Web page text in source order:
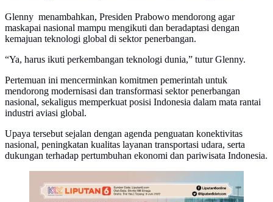
Glenny menambahkan, Presiden Prabowo mendorong agar
maskapai nasional mampu mengikuti dan beradaptasi dengan
kemajuan teknologi global di sektor penerbangan.
“Ya, harus ikuti perkembangan teknologi dunia,” tutur Glenny.
Pertemuan ini mencerminkan komitmen pemerintah untuk
mendorong modernisasi dan transformasi sektor penerbangan
nasional, sekaligus memperkuat posisi Indonesia dalam mata rantai
industri aviasi global.
Upaya tersebut sejalan dengan agenda penguatan konektivitas
nasional, peningkatan kualitas layanan transportasi udara, serta
dukungan terhadap pertumbuhan ekonomi dan pariwisata Indonesia.
Internasional (Liputan6.com/Triyasni)